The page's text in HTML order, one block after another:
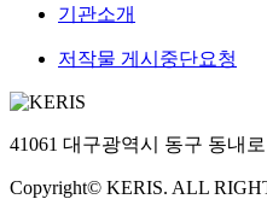
기관소개
저작물 게시중단요청
41061 대구광역시 동구 동내
Copyright© KERIS. ALL